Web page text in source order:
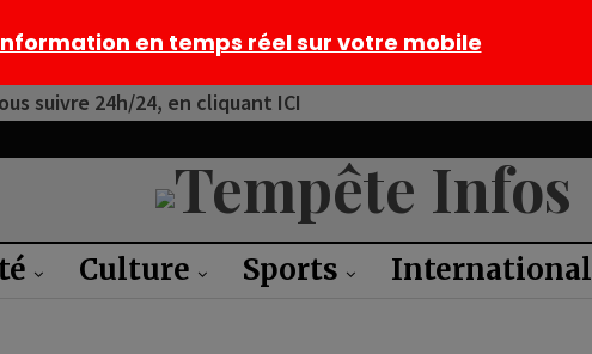
suivre 24h/24, en cliquant ICI
Culture Sports International
en temps réel sur votre mobile